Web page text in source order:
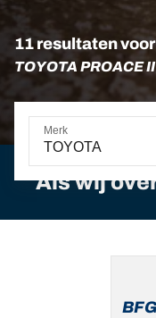
11 resultaten
TOYOTA PROACE
Merk
TOYOTA
Als wij